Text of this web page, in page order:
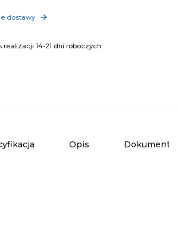
dostawy
realizacji 14-21 dni roboczych
Opis Dokumenty